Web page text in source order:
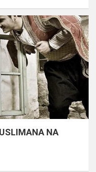
NA